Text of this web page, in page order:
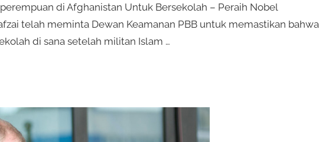
di Afghanistan Untuk Bersekolah – Peraih Nobel
telah meminta Dewan Keamanan PBB untuk memastikan bahwa
di sana setelah militan Islam …